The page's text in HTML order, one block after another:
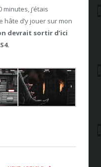
j’étais
hâte d’y jouer sur mon
devrait sortir d’ici